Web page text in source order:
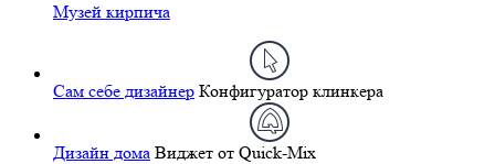
Музей кирпича
Сам себе дизайнер Конфигуратор клинкера
Дизайн дома Виджет от Quick-Mix